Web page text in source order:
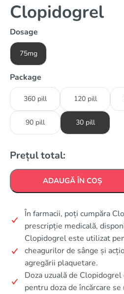
Clopidogrel
Dosage
75mg
Package
360 pill 120 pill
90 pill 30 pill
Prețul total:
ADAUGĂ ÎN COȘ
În farmacii, poți cumpăra
prescripție medicală,
Clopidogrel este utilizat
cheagurilor de sânge și
agregării plaquetare.
Doza uzuală de
pentru doza de încărcare